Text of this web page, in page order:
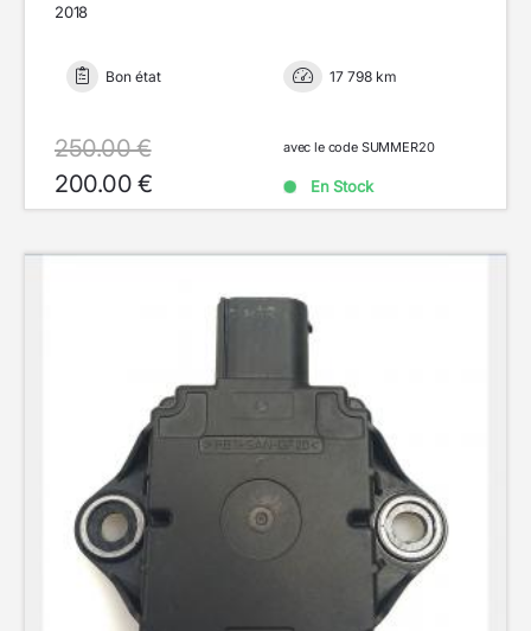
2018
Bon état 17 798 km
250.00 €
200.00 €
avec le code SUMMER20
En Stock